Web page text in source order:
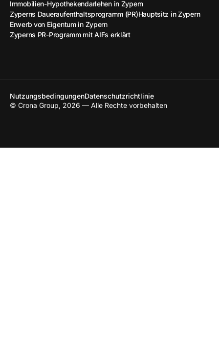
Immobilien-Hypothekendarlehen in Zypern
Zyperns Daueraufenthaltsprogramm (PR)Hauptsitz in Zypern
Erwerb von Eigentum in Zypern
Zyperns PR-Programm mit AIFs erklärt
© Crona Group, 2026 — Alle Rechte vorbehalten
NutzungsbedingungenDatenschutzrichtlinie